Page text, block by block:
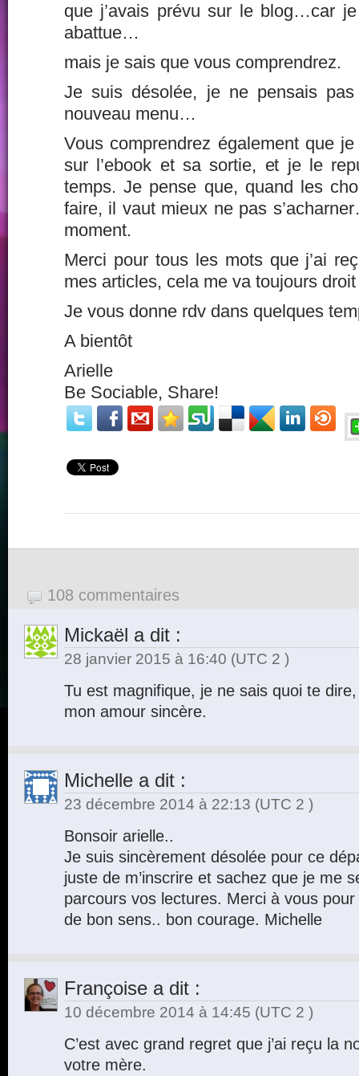
que j’avais prévu sur le blog…car
abattue…
mais je sais que vous comprendrez.
Je suis désolée, je ne pensais
nouveau menu…
Vous comprendrez également que
sur l’ebook et sa sortie, et je le
temps. Je pense que, quand les
faire, il vaut mieux ne pas
moment.
Merci pour tous les mots que j’ai
mes articles, cela me va toujours
Je vous donne rdv dans quelques
A bientôt
Arielle
Be Sociable, Share!
108 commentaires
Mickaël a dit :
28 janvier 2015 à 16:40 (UTC 2 )
Tu est magnifique, je ne sais quoi te
mon amour sincère.
Michelle a dit :
23 décembre 2014 à 22:13 (UTC 2 )
Bonsoir arielle..
Je suis sincèrement désolée pour ce
juste de m’inscrire et sachez que je me
parcours vos lectures. Merci à vous
de bon sens.. bon courage. Michelle
Françoise a dit :
10 décembre 2014 à 14:45 (UTC 2 )
C’est avec grand regret que j’ai reçu la
votre mère.